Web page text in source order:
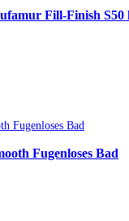
Fill-Finish S50
Fugenloses Bad